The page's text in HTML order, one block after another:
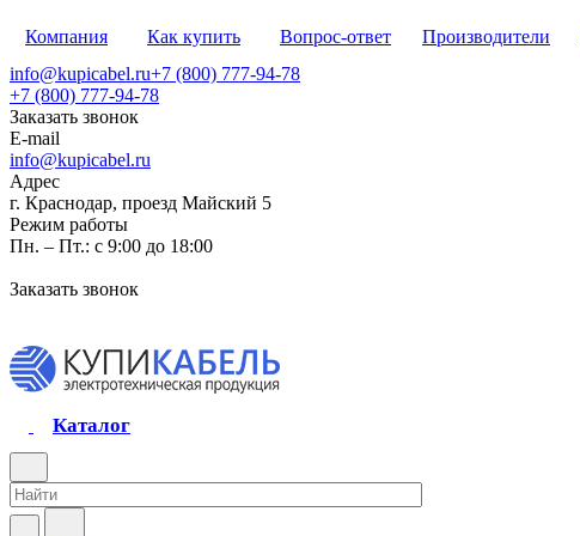
Компания Как купить Вопрос-ответ Производители
info@kupicabel.ru+7 (800) 777-94-78
+7 (800) 777-94-78
Заказать звонок
E-mail
info@kupicabel.ru
Адрес
г. Краснодар, проезд Майский 5
Режим работы
Пн. – Пт.: с 9:00 до 18:00
Заказать звонок
Каталог